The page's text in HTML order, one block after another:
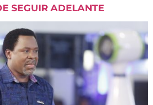
SEGUIR ADELANTE